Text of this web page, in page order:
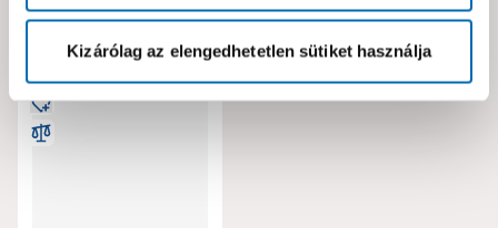
Kizárólag az elengedhetetlen sütiket használja